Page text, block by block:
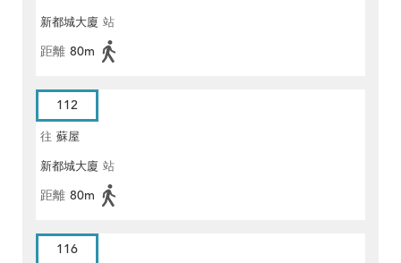
新都城大廈 站
距離 80m
112
往 蘇屋
新都城大廈 站
距離 80m
116